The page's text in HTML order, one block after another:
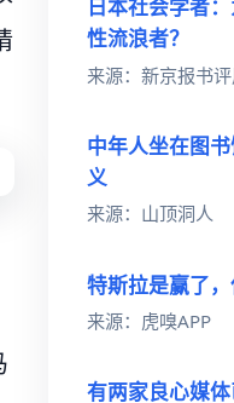
日本社会学者
性流浪者？
来源：新京报书
中年人坐在图
义
来源：山顶洞人
特斯拉是赢了
来源：虎嗅APP
有两家良心媒